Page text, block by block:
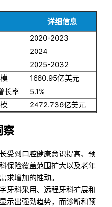
详细信息
2020-2023
2024
2025-2032
1660.95亿美元
长率
5.1%
2472.736亿美元
察
受到口腔健康意识提高、预
保险覆盖范围扩大以及老年
求增加的推动。
牙科采用、远程牙科扩展和
示出强劲趋势，而诊断和预